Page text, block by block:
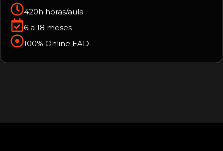
420h horas/aula
6 a 18 meses
100% Online EAD